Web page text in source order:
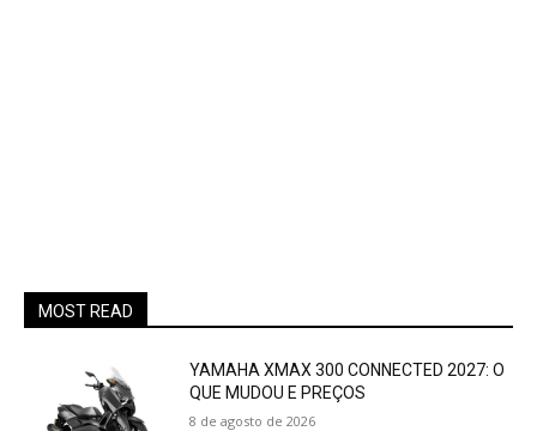
MOST READ
YAMAHA XMAX 300 CONNECTED 2027: O
QUE MUDOU E PREÇOS
8 de agosto de 2026